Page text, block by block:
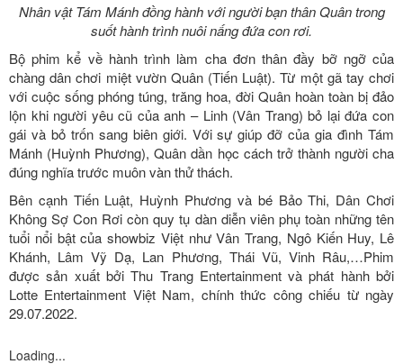
Nhân vật Tám Mánh đồng hành với người bạn thân Quân trong
suốt hành trình nuôi nấng đứa con rơi.
Bộ phim kể về hành trình làm cha đơn thân đầy bỡ ngỡ của
chàng dân chơi miệt vườn Quân (Tiến Luật). Từ một gã tay chơi
với cuộc sống phóng túng, trăng hoa, đời Quân hoàn toàn bị đảo
lộn khi người yêu cũ của anh – Linh (Vân Trang) bỏ lại đứa con
gái và bỏ trốn sang biên giới. Với sự giúp đỡ của gia đình Tám
Mánh (Huỳnh Phương), Quân dần học cách trở thành người cha
đúng nghĩa trước muôn vàn thử thách.
Bên cạnh Tiến Luật, Huỳnh Phương và bé Bảo Thi, Dân Chơi
Không Sợ Con Rơi còn quy tụ dàn diễn viên phụ toàn những tên
tuổi nổi bật của showbiz Việt như Vân Trang, Ngô Kiến Huy, Lê
Khánh, Lâm Vỹ Dạ, Lan Phương, Thái Vũ, Vinh Râu,…Phim
được sản xuất bởi Thu Trang Entertainment và phát hành bởi
Lotte Entertainment Việt Nam, chính thức công chiếu từ ngày
29.07.2022.
Loading...